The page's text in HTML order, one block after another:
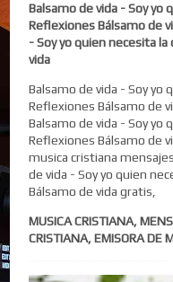
Balsamo de vida - Soy yo
Reflexiones Bálsamo de
- Soy yo quien necesita
vida
Balsamo de vida - Soy yo
Reflexiones Bálsamo de
Balsamo de vida - Soy yo
Reflexiones Bálsamo de
musica cristiana
de vida - Soy yo quien
Bálsamo de vida gratis,
MUSICA CRISTIANA,
CRISTIANA, EMISORA DE